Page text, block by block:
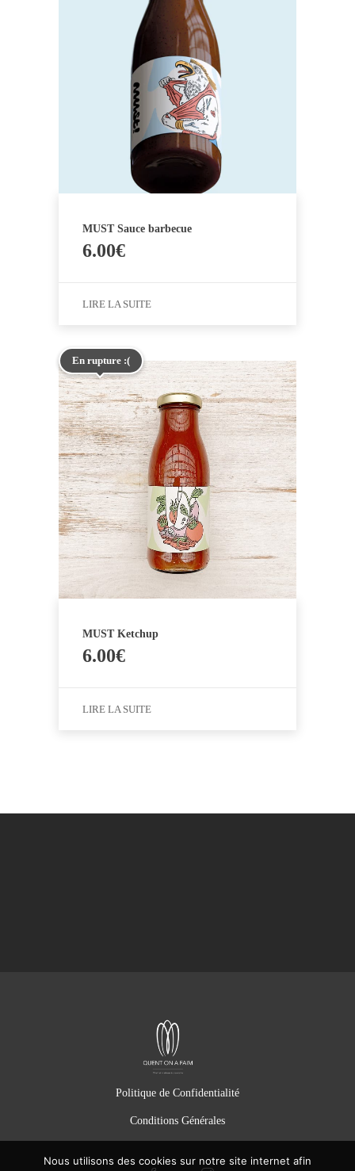
MUST Sauce barbecue
6.00€
LIRE LA SUITE
En rupture :(
MUST Ketchup
6.00€
LIRE LA SUITE
Politique de Confidentialité
Conditions Générales
Nous utilisons des cookies sur notre site internet afin